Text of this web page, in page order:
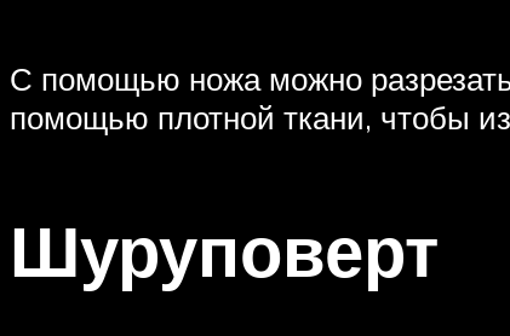
С помощью ножа можно
помощью плотной ткани, чтобы
Шуруповерт